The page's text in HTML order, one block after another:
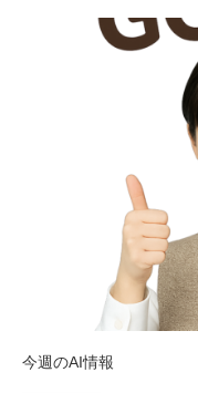
今週のAI情報